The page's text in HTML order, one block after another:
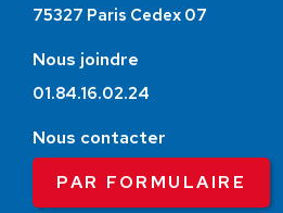
75327 Paris Cedex 07
Nous joindre
01.84.16.02.24
Nous contacter
PAR FORMULAIRE